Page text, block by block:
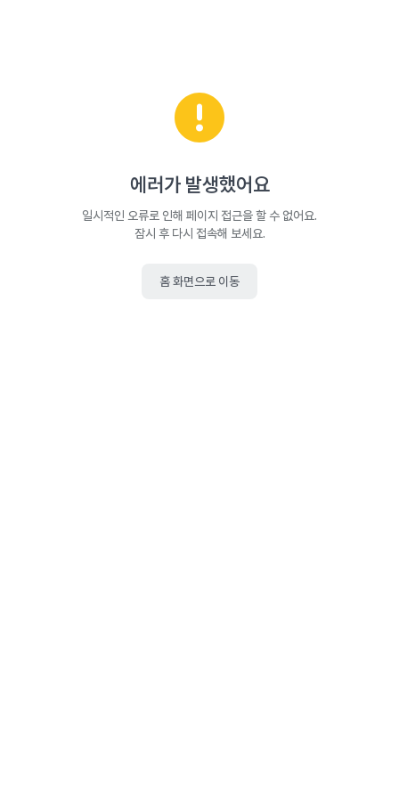
에러가 발생했어요
일시적인 오류로 인해 페이지 접근을 할 수 없어요.
잠시 후 다시 접속해 보세요.
홈 화면으로 이동